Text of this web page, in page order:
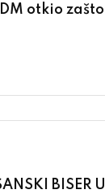
otkio
BISER